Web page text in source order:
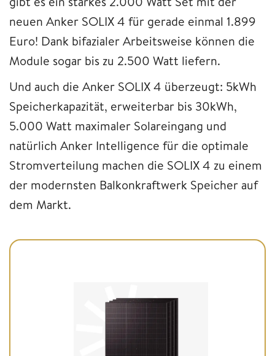
neuen Anker SOLIX 4 für gerade einmal 1.899
Euro! Dank bifazialer Arbeitsweise können die
Module sogar bis zu 2.500 Watt liefern.
Und auch die Anker SOLIX 4 überzeugt: 5kWh
Speicherkapazität, erweiterbar bis 30kWh,
5.000 Watt maximaler Solareingang und
natürlich Anker Intelligence für die optimale
Stromverteilung machen die SOLIX 4 zu einem
der modernsten Balkonkraftwerk Speicher auf
dem Markt.